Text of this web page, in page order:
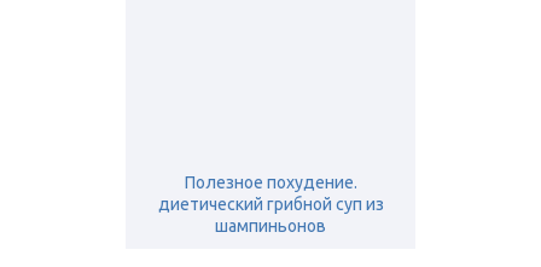
Полезное похудение.
диетический грибной суп из
шампиньонов